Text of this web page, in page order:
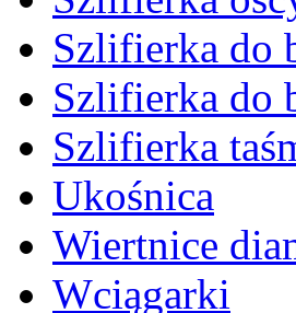
Szlifierka do
Szlifierka do
Szlifierka
Ukośnica
Wiertnice
Wciągarki